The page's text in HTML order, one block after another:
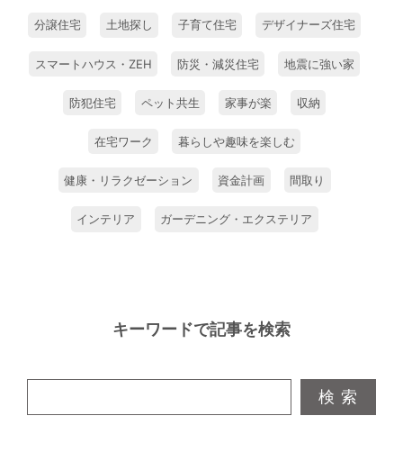
分譲住宅 土地探し 子育て住宅 デザイナーズ住宅
スマートハウス・ZEH 防災・減災住宅 地震に強い家
防犯住宅 ペット共生 家事が楽 収納
在宅ワーク 暮らしや趣味を楽しむ
健康・リラクゼーション 資金計画 間取り
インテリア ガーデニング・エクステリア
キーワードで記事を検索
検 索